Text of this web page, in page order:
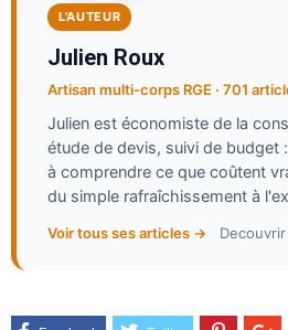
L'AUTEUR
Julien Roux
Artisan multi-corps RGE · 701
Julien est économiste de la
étude de devis, suivi de budget
à comprendre ce que coûtent
du simple rafraîchissement à
Voir tous ses articles →